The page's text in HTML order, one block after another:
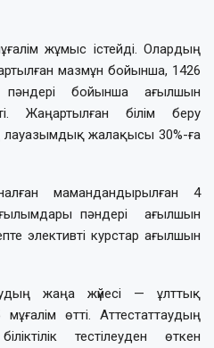
жұмыс істейді. Олардың
мазмұн бойынша, 1426
пәндері бойынша ағылшын
Жаңартылған білім беру
лауазымдық жалақысы 30%-ға
мамандандырылған 4
пәндері ағылшын
элективті курстар ағылшын
жаңа жүйесі — ұлттық
мұғалім өтті. Аттестаттаудың
тестілеуден өткен